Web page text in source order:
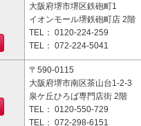
大阪府堺市堺区鉄砲町1
イオンモール堺鉄砲町店 2階
TEL： 0120-224-259
TEL： 072-224-5041
〒590-0115
大阪府堺市南区茶山台1-2-3
泉ケ丘ひろば専門店街 2階
TEL： 0120-550-729
TEL： 072-298-6151